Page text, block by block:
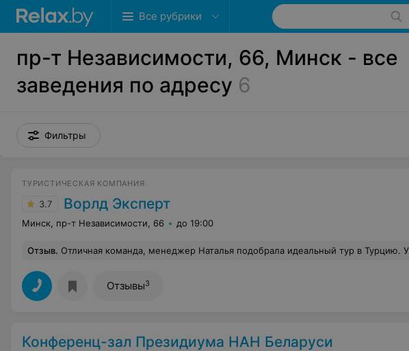
Все рубрики
пр-т Независимости, 66, Минск - все
заведения по адресу 6
Фильтры
ТУРИСТИЧЕСКАЯ КОМПАНИЯ
3.7 Ворлд Эксперт
Минск, пр-т Независимости, 66 до 19:00
Отзыв. Отличная команда, менеджер Наталья подобрала идеальный тур в Турцию. Устроило все : стоимость, качество. Спасибо. Рекомендую
Отзывы3
Конференц-зал Президиума НАН Беларуси